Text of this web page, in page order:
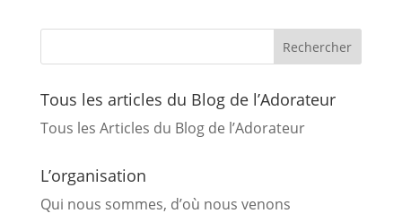
Tous les articles du Blog de l’Adorateur
Tous les Articles du Blog de l’Adorateur
L’organisation
Qui nous sommes, d’où nous venons